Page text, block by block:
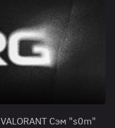
Сэм "s0m"